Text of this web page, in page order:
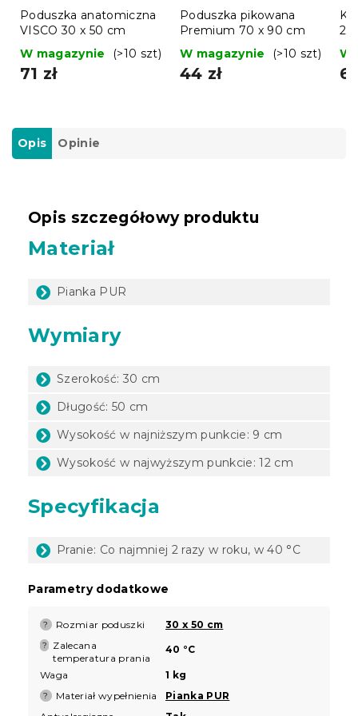
Poduszka anatomiczna
VISCO 30 x 50 cm
W magazynie
(>10 szt)
71 zł
Poduszka pikowana
Premium 70 x 90 cm
W magazynie
(>10 szt)
44 zł
W
Opis Opinie
Opis szczegółowy produktu
Materiał
Pianka PUR
Wymiary
Szerokość: 30 cm
Długość: 50 cm
Wysokość w najniższym punkcie: 9 cm
Wysokość w najwyższym punkcie: 12 cm
Specyfikacja
Pranie: Co najmniej 2 razy w roku, w 40 °C
Parametry dodatkowe
? Rozmiar poduszki 30 x 50 cm
?
Zalecana
temperatura prania
40 °C
Waga 1 kg
? Materiał wypełnienia
Pianka PUR